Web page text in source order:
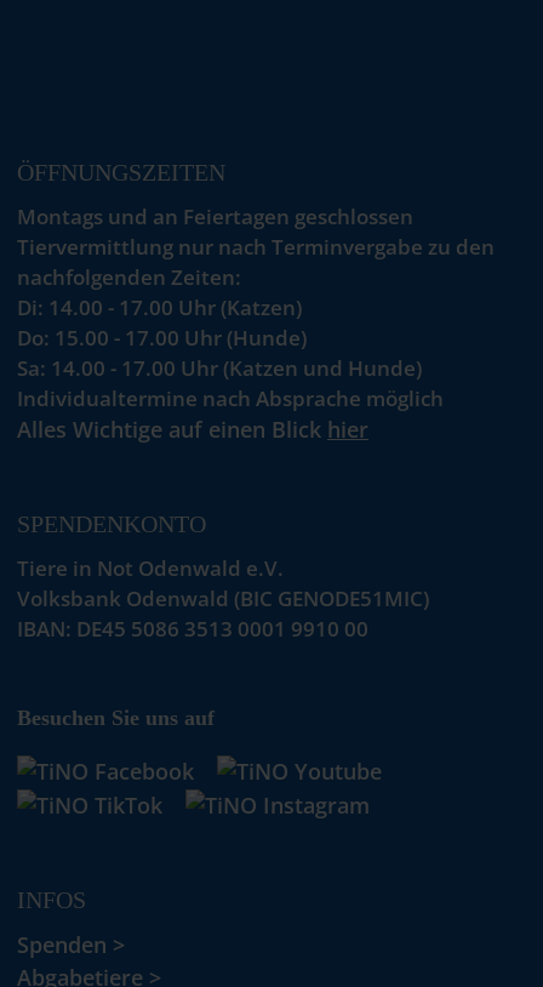
ÖFFNUNGSZEITEN
Montags und an Feiertagen geschlossen
Tiervermittlung nur nach Terminvergabe zu den
nachfolgenden Zeiten:
Di: 14.00 - 17.00 Uhr (Katzen)
Do: 15.00 - 17.00 Uhr (Hunde)
Sa: 14.00 - 17.00 Uhr (Katzen und Hunde)
Individualtermine nach Absprache möglich
Alles Wichtige auf einen Blick hier
SPENDENKONTO
Tiere in Not Odenwald e.V.
Volksbank Odenwald (BIC GENODE51MIC)
IBAN: DE45 5086 3513 0001 9910 00
Besuchen Sie uns auf
INFOS
Spenden >
Abgabetiere >